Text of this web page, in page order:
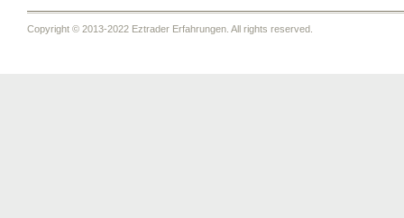
Copyright © 2013-2022 Eztrader Erfahrungen. All rights reserved.